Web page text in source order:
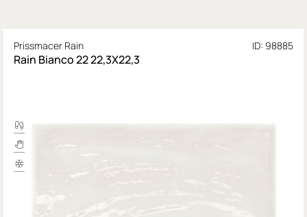
Prissmacer Rain ID: 98885
Rain Bianco 22 22,3X22,3